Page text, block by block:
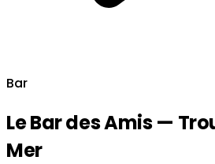
Bar
Le Bar des Amis —
Mer